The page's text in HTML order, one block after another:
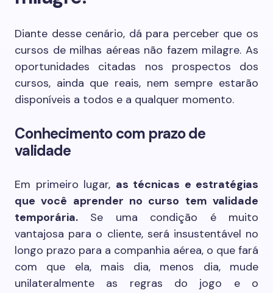
Diante desse cenário, dá para perceber que os
cursos de milhas aéreas não fazem milagre. As
oportunidades citadas nos prospectos dos
cursos, ainda que reais, nem sempre estarão
disponíveis a todos e a qualquer momento.
Conhecimento com prazo de
validade
Em primeiro lugar, as técnicas e estratégias
que você aprender no curso tem validade
temporária. Se uma condição é muito
vantajosa para o cliente, será insustentável no
longo prazo para a companhia aérea, o que fará
com que ela, mais dia, menos dia, mude
unilateralmente as regras do jogo e o